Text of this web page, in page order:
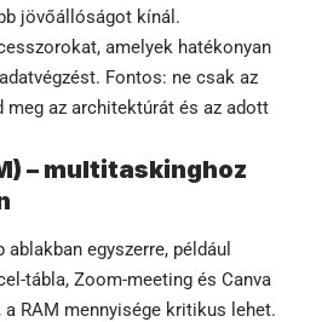
jövőállóságot kínál.
amelyek hatékonyan
Fontos: ne csak az
meg az architektúrát és az adott
– multitaskinghoz
egyszerre, például
tábla, Zoom-meeting és Canva
RAM mennyisége kritikus lehet.